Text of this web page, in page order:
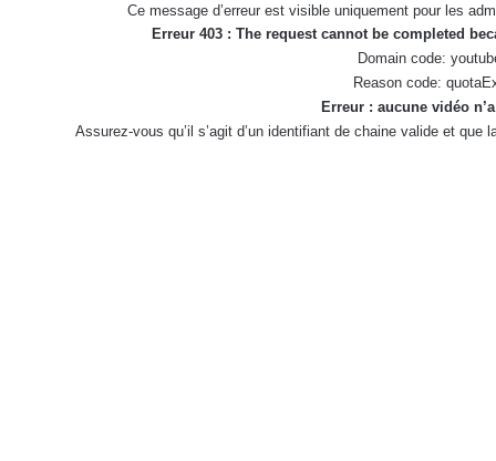
Ce message d’erreur est visible uniquement pour les
Erreur 403 : The request cannot be completed
Domain code:
Reason code:
Erreur : aucune vidéo
Assurez-vous qu’il s’agit d’un identifiant de chaine valide et